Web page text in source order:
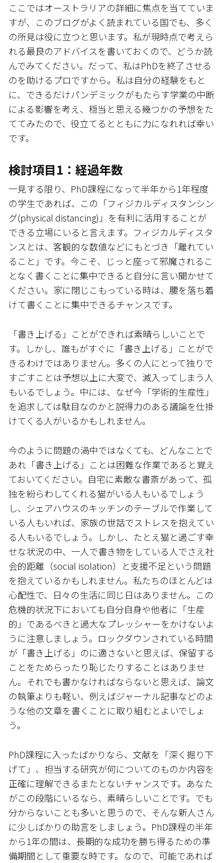
ここではオーストラリアの詳細に焦点を当てていま
すが、このブログがよく読まれている国でも、多く
の所見は役に立つと思います。私が現時点で考えら
れる最良のアドバイスを書いておくので、どうか読
んでみてください。だって、私はPhDを終了させる
のを助けるプロですから。私は自分の経験をもと
に、できるだけパンデミックがもたらす学業の中断
による影響を考え、穏当と思える幾つかの予想をた
ててみたので、役立てるとともに力になれれば幸い
です。
検討項目1：経過年数
一見する限り、PhD課程になって半年から1年程度
の学生であれば、この「フィジカルディスタンシン
グ(physical distancing)」を有利に活用することが
できる立場にいると言えます。フィジカルディスタ
ンスとは、客観的な数値などにもとづき「離れてい
ること」です。今こそ、じっと座って邪魔されるこ
となく書くことに集中できると自分に言い聞かせて
ください。家に閉じこもっている時は、腰を落ち着
けて書くことに集中できるチャンスです。
「書き上げる」ことができれば素晴らしいことで
す。しかし、誰もがすぐに「書き上げる」ことがで
きるわけではありません。多くの人にとって独りで
すごすことは予想以上に大変で、滅入ってしまう人
もいるでしょう。中には、なぜ今「学術的生産性」
を追求しては駄目なのかと説得力のある議論を仕掛
けてくる人がいるかもしれません。
今のように問題の渦中ではなくても、どんなことで
あれ「書き上げる」ことは困難な作業であると覚え
ておいてください。自宅に素敵な書斎があって、孤
独を紛らわしてくれる猫がいる人もいるでしょう
し、シェアハウスのキッチンのテーブルで作業して
いる人もいれば、家族の世話でストレスを抱えてい
る人もいるでしょう。しかし、たとえ猫と過ごす幸
せな状況の中、一人で書き物をしている人でさえ社
会的距離（social isolation）と支援不足という問題
を抱えているかもしれません。私たちのほとんどは
心配性で、日々の生活に同じ日はありません。この
危機的状況下においても自分自身や他者に「生産
的」であるべきと過大なプレッシャーをかけないよ
うに注意しましょう。ロックダウンされている時間
が「書き上げる」のに適さないと思えば、保留する
ことをためらったり恥じたりすることはありませ
ん。それでも書かなければならないと思えば、論文
の執筆よりも軽い、例えばジャーナル記事などのよ
うな他の文章を書くことに取り組むとよいでしょ
う。
PhD課程に入ったばかりなら、文献を「深く掘り下
げて」、担当する研究が何についてのものか内容を
正確に理解できるまたとないチャンスです。あなた
がこの段階にいるなら、素晴らしいことです。でも
分からないことも多いと思うので、そんな新人さん
に少しばかりの助言をしましょう。PhD課程の半年
から1年の間は、長期的な成功を勝ち得るための準
備期間として重要な時です。なので、可能であれば